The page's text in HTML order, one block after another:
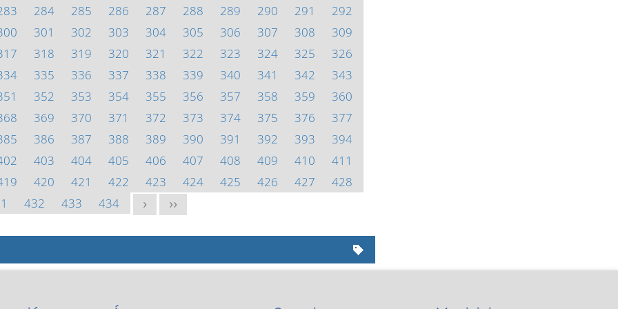
284 285 286 287 288 289 290 291
292
301 302 303 304 305 306 307 308
309
318 319 320 321 322 323 324 325
326
335 336 337 338 339 340 341 342
343
352 353 354 355 356 357 358 359
360
369 370 371 372 373 374 375 376
377
386 387 388 389 390 391 392 393
394
403 404 405 406 407 408 409 410
411
420 421 422 423 424 425 426 427
428
432 433 434 > >>